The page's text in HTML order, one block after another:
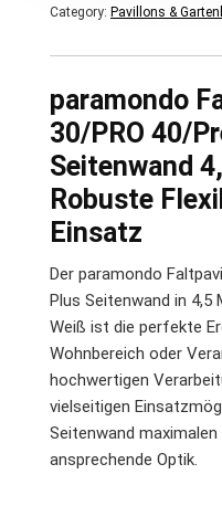
Category: Pavillons &
paramondo
30/PRO 40/
Seitenwand
Robuste
Einsatz
Der paramondo
Plus Seitenwand in 4,5
Weiß ist die perfekte
Wohnbereich oder
hochwertigen
vielseitigen
Seitenwand
ansprechende Optik.